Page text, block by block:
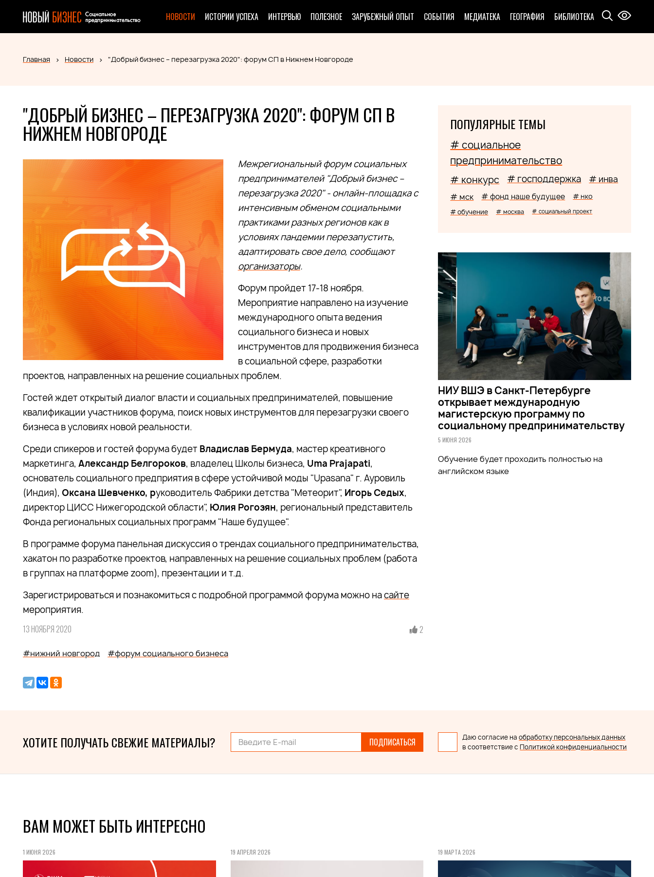
НОВОСТИ ИСТОРИИ УСПЕХА ИНТЕРВЬЮ ПОЛЕЗНОЕ ЗАРУБЕЖНЫЙ ОПЫТ СОБЫТИЯ МЕДИАТЕКА ГЕОГРАФИЯ БИБЛИОТЕКА
Главная Новости "Добрый бизнес – перезагрузка 2020": форум СП в Нижнем Новгороде
"ДОБРЫЙ БИЗНЕС – ПЕРЕЗАГРУЗКА 2020": ФОРУМ СП В
НИЖНЕМ НОВГОРОДЕ
Межрегиональный форум социальных
предпринимателей "Добрый бизнес –
перезагрузка 2020" - онлайн-площадка с
интенсивным обменом социальными
практиками разных регионов как в
условиях пандемии перезапустить,
адаптировать свое дело, сообщают
организаторы.
Форум пройдет 17-18 ноября.
Мероприятие направлено на изучение
международного опыта ведения
социального бизнеса и новых
инструментов для продвижения бизнеса
в социальной сфере, разработки
проектов, направленных на решение социальных проблем.
Гостей ждет открытый диалог власти и социальных предпринимателей, повышение
квалификации участников форума, поиск новых инструментов для перезагрузки своего
бизнеса в условиях новой реальности.
Среди спикеров и гостей форума будет Владислав Бермуда, мастер креативного
маркетинга, Александр Белгороков, владелец Школы бизнеса, Uma Prajapati,
основатель социального предприятия в сфере устойчивой моды "Upasana" г. Ауровиль
(Индия), Оксана Шевченко, руководитель Фабрики детства "Метеорит", Игорь Седых,
директор ЦИСС Нижегородской области", Юлия Рогозян, региональный представитель
Фонда региональных социальных программ "Наше будущее".
В программе форума панельная дискуссия о трендах социального предпринимательства,
хакатон по разработке проектов, направленных на решение социальных проблем (работа
в группах на платформе zoom), презентации и т.д.
Зарегистрироваться и познакомиться с подробной программой форума можно насайте
мероприятия.
13 НОЯБРЯ 2020 2
#нижний новгород #форум социального бизнеса
ПОПУЛЯРНЫЕ ТЕМЫ
# социальное
предпринимательство
# конкурс # господдержка # инва
# мск # фонд наше будущее # нко
# обучение # москва # социальный проект
НИУ ВШЭ в Санкт-Петербурге
открывает международную
магистерскую программу по
социальному предпринимательству
5 ИЮНЯ 2026
Обучение будет проходить полностью на
английском языке
ХОТИТЕ ПОЛУЧАТЬ СВЕЖИЕ МАТЕРИАЛЫ? ПОДПИСАТЬСЯ Даю согласие наобработку персональных данных
в соответствие с Политикой конфиденциальности
ВАМ МОЖЕТ БЫТЬ ИНТЕРЕСНО
1 ИЮНЯ 2026 19 АПРЕЛЯ 2026 19 МАРТА 2026